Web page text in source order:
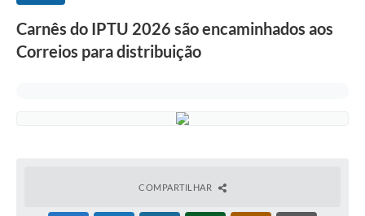
Legislação
Carnês do IPTU 2026 são encaminhados aos
Correios para distribuição
COMPARTILHAR